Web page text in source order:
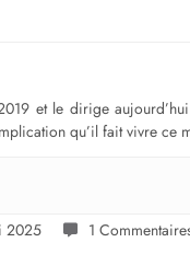
et le dirige
qu’il fait vivre ce
2025 1